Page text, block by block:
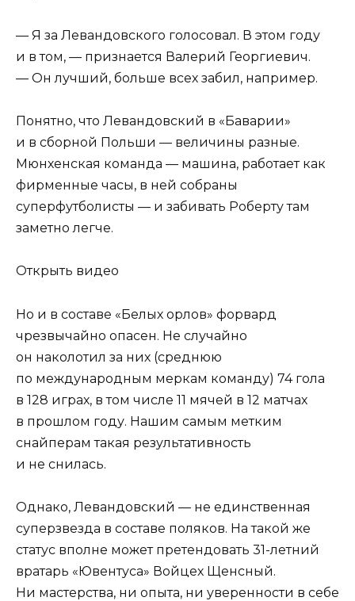
— Я за Левандовского голосовал. В этом году
и в том, — признается Валерий Георгиевич.
— Он лучший, больше всех забил, например.
Понятно, что Левандовский в «Баварии»
и в сборной Польши — величины разные.
Мюнхенская команда — машина, работает как
фирменные часы, в ней собраны
суперфутболисты — и забивать Роберту там
заметно легче.
Открыть видео
Но и в составе «Белых орлов» форвард
чрезвычайно опасен. Не случайно
он наколотил за них (среднюю
по международным меркам команду) 74 гола
в 128 играх, в том числе 11 мячей в 12 матчах
в прошлом году. Нашим самым метким
снайперам такая результативность
и не снилась.
Однако, Левандовский — не единственная
суперзвезда в составе поляков. На такой же
статус вполне может претендовать 31-летний
вратарь «Ювентуса» Войцех Щенсный.
Ни мастерства, ни опыта, ни уверенности в себе